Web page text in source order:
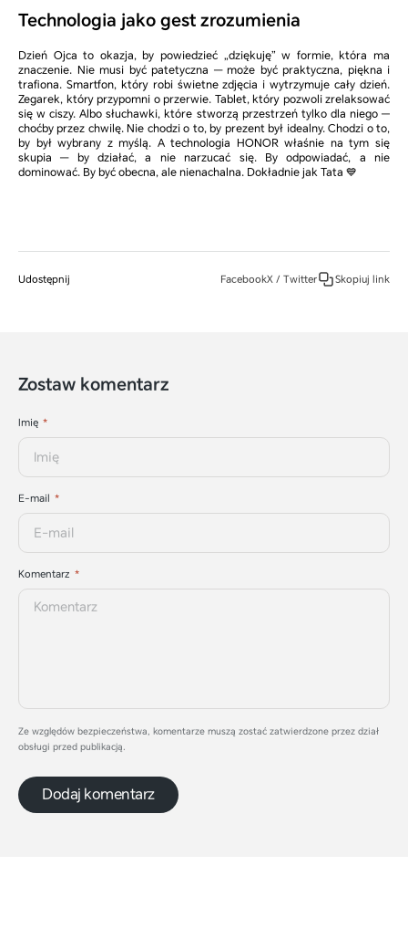
Technologia jako gest zrozumienia
Dzień Ojca to okazja, by powiedzieć „dziękuję” w formie, która ma
znaczenie. Nie musi być patetyczna — może być praktyczna, piękna i
trafiona. Smartfon, który robi świetne zdjęcia i wytrzymuje cały dzień.
Zegarek, który przypomni o przerwie. Tablet, który pozwoli zrelaksować
się w ciszy. Albo słuchawki, które stworzą przestrzeń tylko dla niego —
choćby przez chwilę. Nie chodzi o to, by prezent był idealny. Chodzi o to,
by był wybrany z myślą. A technologia HONOR właśnie na tym się
skupia — by działać, a nie narzucać się. By odpowiadać, a nie
dominować. By być obecna, ale nienachalna. Dokładnie jak Tata 💙
Udostępnij FacebookX / Twitter Skopiuj link
Zostaw komentarz
Imię
E-mail
Komentarz
Ze względów bezpieczeństwa, komentarze muszą zostać zatwierdzone przez dział
obsługi przed publikacją.
Dodaj komentarz